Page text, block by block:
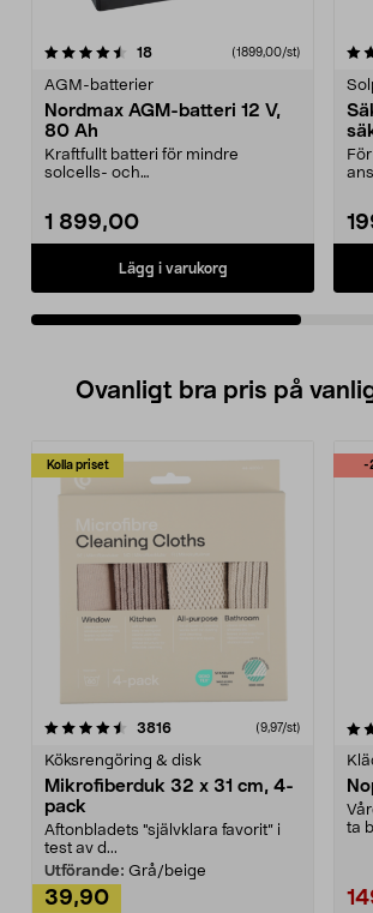
18recensioner (1899,00/st)
AGM-batterier
Nordmax AGM-batteri 12 V,
80 Ah
Kraftfullt batteri för mindre
solcells- och
1 899,00
Lägg i varukorg
4.5av 5 stjärnor
Ovanligt bra pris på
Kolla priset
3816recensioner (9,97/st)
Köksrengöring & disk
Mikrofiberduk 32 x 31 cm, 4-
pack
Aftonbladets "självklara favorit” i
test av d...
Utförande: Grå/beige
39,90
-
4.0av 5 stjärnor
ta